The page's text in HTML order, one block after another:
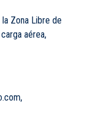
Zona Libre de
aérea,
,